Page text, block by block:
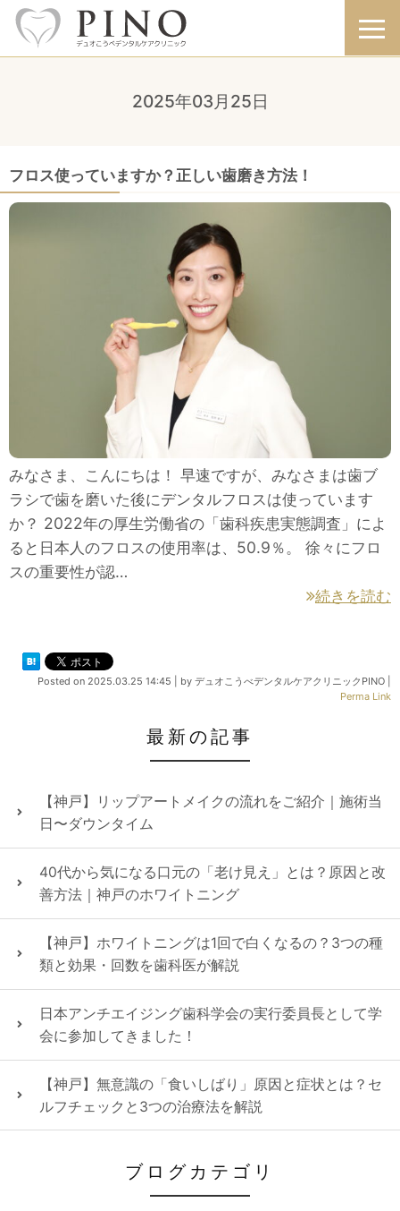
2025年03月25日
フロス使っていますか？正しい歯磨き方法！
みなさま、こんにちは！ 早速ですが、みなさまは歯ブ
ラシで歯を磨いた後にデンタルフロスは使っています
か？ 2022年の厚生労働省の「歯科疾患実態調査」によ
ると日本人のフロスの使用率は、50.9％。 徐々にフロ
スの重要性が認…
続きを読む
Posted on 2025.03.25 14:45 by デュオこうべデンタルケアクリニックPINO
Perma Link
最新の記事
【神戸】リップアートメイクの流れをご紹介｜施術当
日〜ダウンタイム
40代から気になる口元の「老け見え」とは？原因と改
善方法｜神戸のホワイトニング
【神戸】ホワイトニングは1回で白くなるの？3つの種
類と効果・回数を歯科医が解説
日本アンチエイジング歯科学会の実行委員長として学
会に参加してきました！
【神戸】無意識の「食いしばり」原因と症状とは？セ
ルフチェックと3つの治療法を解説
ブログカテゴリ